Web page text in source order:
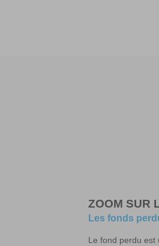
ZOOM SUR
Les fonds
Le fond perdu est